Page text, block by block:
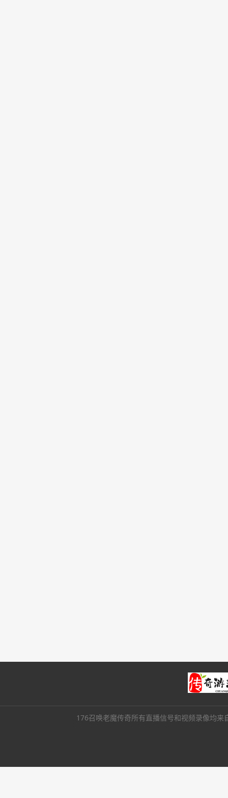
176召唤老魔传奇所有直播信号和视频录像均